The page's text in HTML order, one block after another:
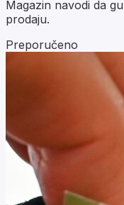
Magazin navodi da
prodaju.
Preporučeno